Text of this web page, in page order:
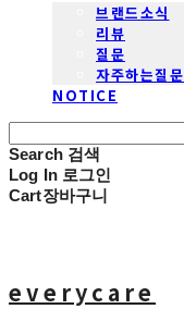
브랜드소식
리뷰
질문
자주하는질문
NOTICE
Search 검색
Log In 로그인
Cart장바구니
everycare